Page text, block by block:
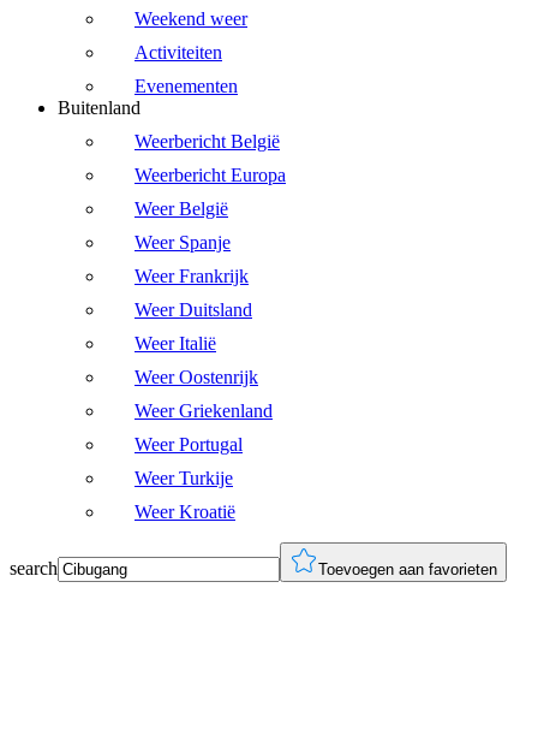
Weekend weer
Activiteiten
Evenementen
Buitenland
Weerbericht België
Weerbericht Europa
Weer België
Weer Spanje
Weer Frankrijk
Weer Duitsland
Weer Italië
Weer Oostenrijk
Weer Griekenland
Weer Portugal
Weer Turkije
Weer Kroatië
search Toevoegen aan favorieten